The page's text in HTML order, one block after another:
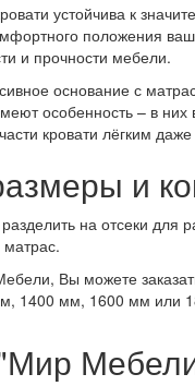
устойчива к
положения
и прочности мебели.
основание с
особенность – в них
кровати лёгким
и
на отсеки для
Вы можете
1400 мм, 1600 мм или